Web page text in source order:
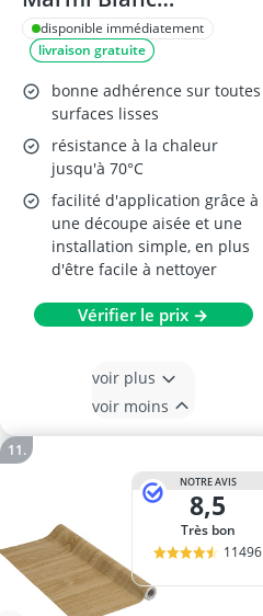
45x200cm
disponible immédiatement
livraison gratuite
bonne adhérence sur toutes
surfaces lisses
résistance à la chaleur
jusqu'à 70°C
facilité d'application grâce à
une découpe aisée et une
installation simple, en plus
d'être facile à nettoyer
Vérifier le prix →
voir plus
voir moins
NOTRE AVIS
8,5
Très bon
11496